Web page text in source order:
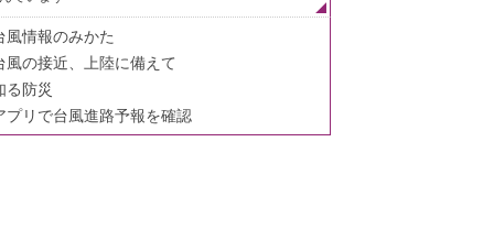
風情報のみかた
風の接近、上陸に備えて
る防災
プリで台風進路予報を確認